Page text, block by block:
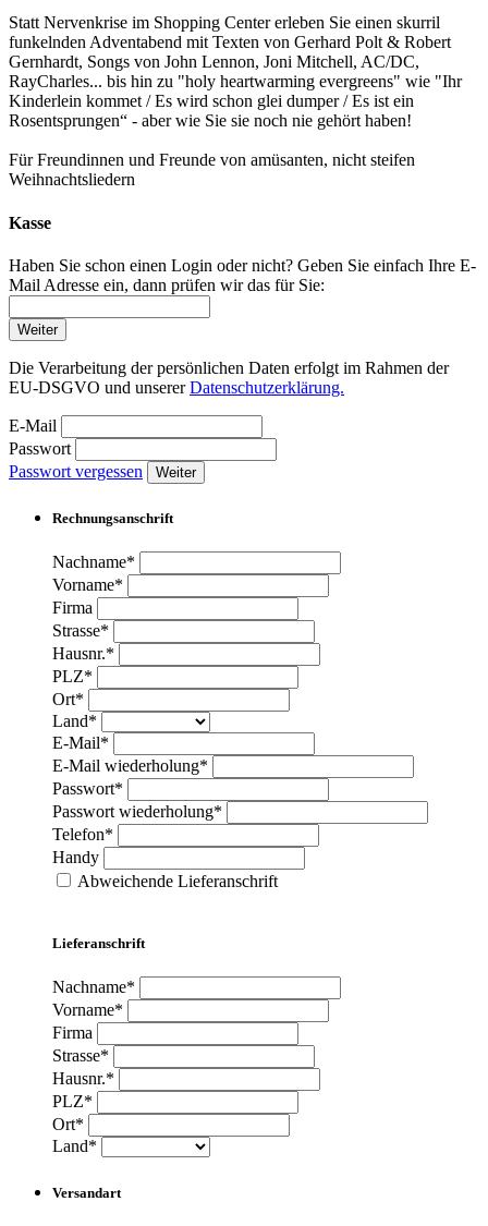
Statt Nervenkrise im Shopping Center erleben Sie einen skurril
funkelnden Adventabend mit Texten von Gerhard Polt & Robert
Gernhardt, Songs von John Lennon, Joni Mitchell, AC/DC,
RayCharles... bis hin zu "holy heartwarming evergreens" wie "Ihr
Kinderlein kommet / Es wird schon glei dumper / Es ist ein
Rosentsprungen“ - aber wie Sie sie noch nie gehört haben!
Für Freundinnen und Freunde von amüsanten, nicht steifen
Weihnachtsliedern
Kasse
Haben Sie schon einen Login oder nicht? Geben Sie einfach Ihre E-
Mail Adresse ein, dann prüfen wir das für Sie:
Weiter
Die Verarbeitung der persönlichen Daten erfolgt im Rahmen der
EU-DSGVO und unsererDatenschutzerklärung.
E-Mail
Passwort
Passwort vergessen
Weiter
Rechnungsanschrift
Nachname*
Vorname*
Firma
Strasse*
Hausnr.*
PLZ*
Ort*
Land*
E-Mail*
E-Mail wiederholung*
Passwort*
Passwort wiederholung*
Telefon*
Handy
Abweichende Lieferanschrift
Lieferanschrift
Nachname*
Vorname*
Firma
Strasse*
Hausnr.*
PLZ*
Ort*
Land*
Versandart